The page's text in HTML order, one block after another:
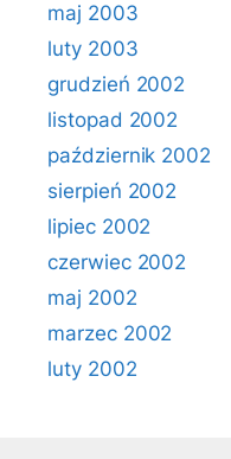
maj 2003
luty 2003
grudzień 2002
listopad 2002
październik 2002
sierpień 2002
lipiec 2002
czerwiec 2002
maj 2002
marzec 2002
luty 2002